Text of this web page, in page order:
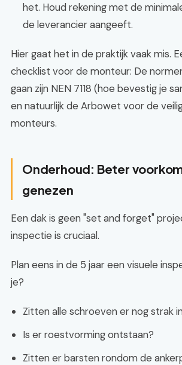
het. Houd rekening met de
de leverancier aangeeft.
Hier gaat het in de praktijk vaak mis.
checklist voor de monteur: De
gaan zijn NEN 7118 (hoe bevestig je
en natuurlijk de Arbowet voor de
monteurs.
Onderhoud: Beter
genezen
Een dak is geen "set and forget"
inspectie is cruciaal.
Plan eens in de 5 jaar een visuele
je?
Zitten alle schroeven er nog strak
Is er roestvorming ontstaan?
Zitten er barsten rondom de